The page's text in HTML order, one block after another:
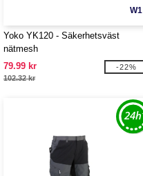
W1
Yoko YK120 - Säkerhetsväst
nätmesh
79.99 kr
102.32 kr
-22%